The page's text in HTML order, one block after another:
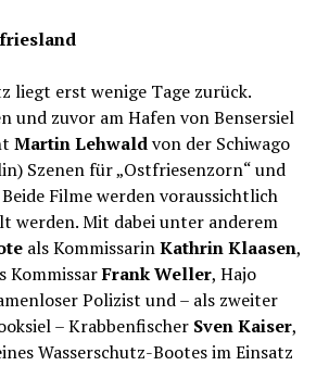
liegt erst wenige Tage zurück.
und zuvor am Hafen von Bensersiel
Martin Lehwaldvon der Schiwago
Szenen für „Ostfriesenzorn“ und
Filme werden voraussichtlich
werden. Mit dabei unter anderem
als KommissarinKathrin Klaasen,
KommissarFrank Weller, Hajo
Polizist und – als zweiter
– Krabbenfischer Sven Kaiser,
Wasserschutz-Bootes im Einsatz